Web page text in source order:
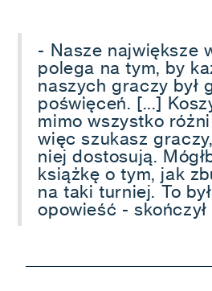
- Nasze największe
polega na tym, by
naszych graczy był
poświęceń. [...]
mimo wszystko
więc szukasz
niej dostosują.
książkę o tym, jak
na taki turniej. To
opowieść - skończył